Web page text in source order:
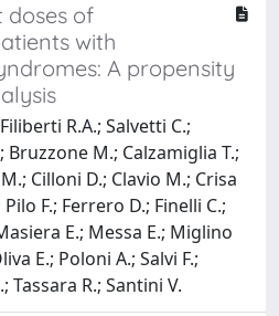
doses of
with
A propensity
R.A.; Salvetti C.;
Bruzzone M.; Calzamiglia T.;
Cilloni D.; Clavio M.; Crisa
Pilo F.; Ferrero D.; Finelli C.;
E.; Messa E.; Miglino
E.; Poloni A.; Salvi F.;
Tassara R.; Santini V.